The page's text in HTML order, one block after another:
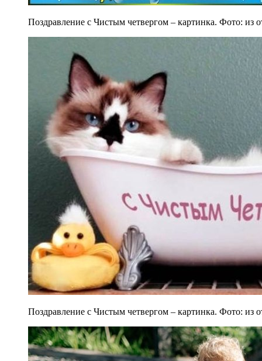
Поздравление с Чистым четвергом – картинка. Фото: из
Поздравление с Чистым четвергом – картинка. Фото: из